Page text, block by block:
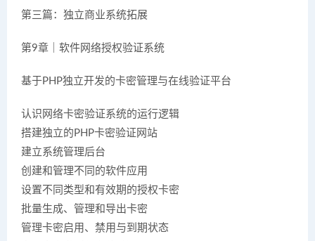
第三篇：独立商业系统拓展
第9章｜软件网络授权验证系统
基于PHP独立开发的卡密管理与在线验证平台
认识网络卡密验证系统的运行逻辑
搭建独立的PHP卡密验证网站
建立系统管理后台
创建和管理不同的软件应用
设置不同类型和有效期的授权卡密
批量生成、管理和导出卡密
管理卡密启用、禁用与到期状态